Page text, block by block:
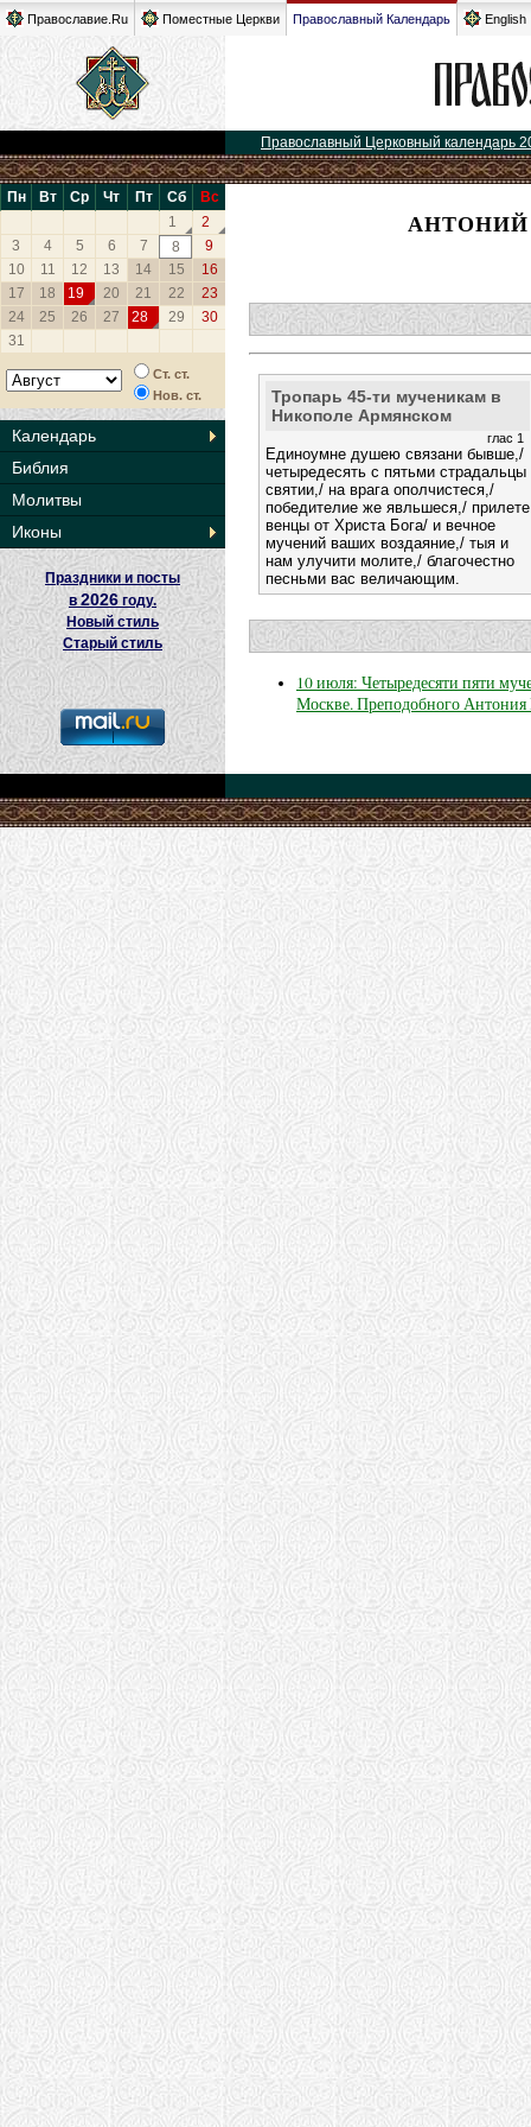
Православие.Ru Поместные Церкви Православный Календарь English
Православный Церковный календарь
Пн Вт Ср Чт Пт Сб
Вс
1
2
3
4 5 6 7 8
9
10
11 12 13 14 15
16
17
18 19 20 21 22
23
24
25 26 27 28 29
30
31
Ст. ст.
Нов. ст.
Календарь
Библия
Молитвы
Иконы
Праздники и посты
в2026 году.
Новый стиль
Старый стиль
Тропарь 45-ти мученикам в
Никополе Армянском
глас 1
Единоумне душею связани бывше,/
четыредесять с пятьми страдальцы
святии,/ на врага ополчистеся,/
победителие же явльшеся,/ прилете
венцы от Христа Бога/ и вечное
мучений ваших воздаяние,/ тыя и
нам улучити молите,/ благочестно
песньми вас величающим.
10 июля: Четыредесяти пяти
Москве. Преподобного Антония